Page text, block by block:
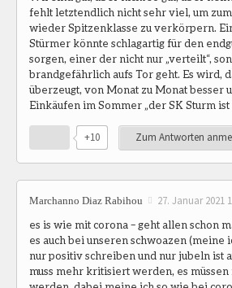
fehlt letztendlich nicht sehr viel, um
wieder Spitzenklasse zu verkörpern.
Stürmer könnte schlagartig für den
sorgen, einer der nicht nur „verteilt“,
brandgefährlich aufs Tor geht. Es wird,
überzeugt, von Monat zu Monat besser
Einkäufen im Sommer „der SK Sturm ist
+10 Zum Antworten
Marchanno Diaz Rabihou 27. Januar 2021
es is wie mit corona – geht allen schon
es auch bei unseren schwoazen (meine
nur positiv schreiben und nur jubeln ist
muss mehr kritisiert werden, es